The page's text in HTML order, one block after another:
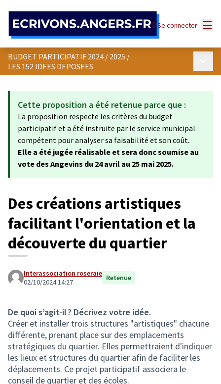
Se connecter
BUDGET PARTICIPATIF 2024 / 2025 /
LES 152 IDEES DEPOSEES
Cette proposition a été retenue parce que :
La proposition respecte les critères du budget
participatif et a été instruite par le service municipal
compétent pour analyser sa faisabilité et son coût.
Elle a été jugée réalisable et sera donc soumise au
vote des Angevins du 24 avril au 25 mai 2025.
Des créations artistiques
facilitant l'orientation et la
découverte du quartier
Interassociation roseraie
02/10/2024 14:27
Retenue
De quoi s’agit-il ? Décrivez votre idée.
Créer et installer trois structures "artistiques" chacune
différente, prenant place sur des emplacements
stratégiques du quartier. Elles permettraient d'indiquer
les lieux et structures du quartier afin de faciliter les
déplacements. Ce projet participatif associera le
conseil de quartier et des écoles.